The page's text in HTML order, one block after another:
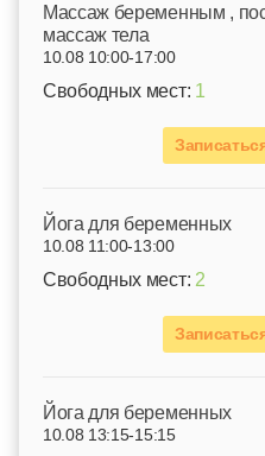
Mассаж беременным ,
массаж тела
10.08 10:00-17:00
Свободных мест: 1
Йога для беременных
10.08 11:00-13:00
Свободных мест: 2
Йога для беременных
10.08 13:15-15:15